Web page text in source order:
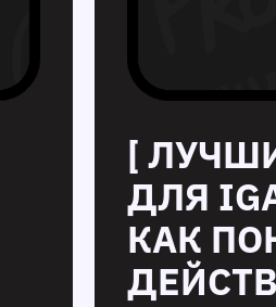
[
ДЛЯ
КАК